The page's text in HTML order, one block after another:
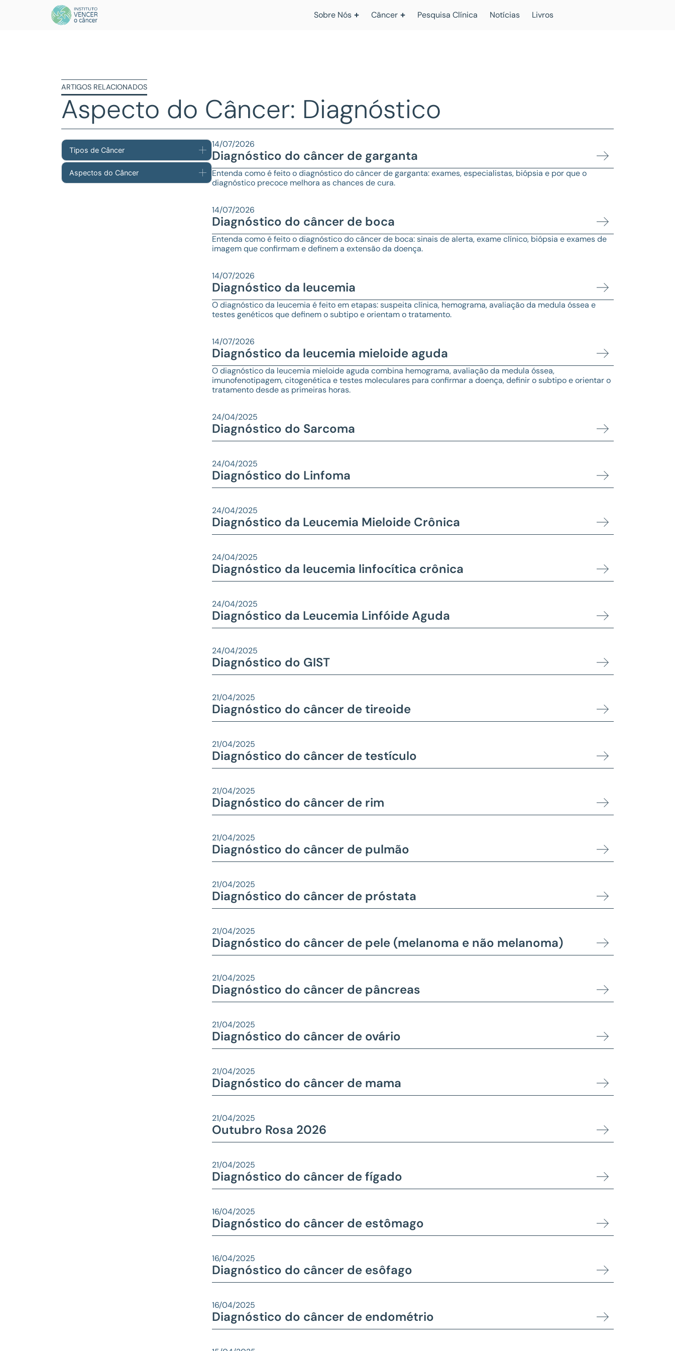
Sobre Nós Câncer Pesquisa Clínica Notícias Livros
ARTIGOS RELACIONADOS
Aspecto do Câncer: Diagnóstico
Tipos de Câncer
Aspectos do Câncer
14/07/2026
Diagnóstico do câncer de garganta
Entenda como é feito o diagnóstico do câncer de garganta: exames, especialistas, biópsia e por que o
diagnóstico precoce melhora as chances de cura.
14/07/2026
Diagnóstico do câncer de boca
Entenda como é feito o diagnóstico do câncer de boca: sinais de alerta, exame clínico, biópsia e exames de
imagem que confirmam e definem a extensão da doença.
14/07/2026
Diagnóstico da leucemia
O diagnóstico da leucemia é feito em etapas: suspeita clínica, hemograma, avaliação da medula óssea e
testes genéticos que definem o subtipo e orientam o tratamento.
14/07/2026
Diagnóstico da leucemia mieloide aguda
O diagnóstico da leucemia mieloide aguda combina hemograma, avaliação da medula óssea,
imunofenotipagem, citogenética e testes moleculares para confirmar a doença, definir o subtipo e orientar o
tratamento desde as primeiras horas.
24/04/2025
Diagnóstico do Sarcoma
24/04/2025
Diagnóstico do Linfoma
24/04/2025
Diagnóstico da Leucemia Mieloide Crônica
24/04/2025
Diagnóstico da leucemia linfocítica crônica
24/04/2025
Diagnóstico da Leucemia Linfóide Aguda
24/04/2025
Diagnóstico do GIST
21/04/2025
Diagnóstico do câncer de tireoide
21/04/2025
Diagnóstico do câncer de testículo
21/04/2025
Diagnóstico do câncer de rim
21/04/2025
Diagnóstico do câncer de pulmão
21/04/2025
Diagnóstico do câncer de próstata
21/04/2025
Diagnóstico do câncer de pele (melanoma e não melanoma)
21/04/2025
Diagnóstico do câncer de pâncreas
21/04/2025
Diagnóstico do câncer de ovário
21/04/2025
Diagnóstico do câncer de mama
21/04/2025
Outubro Rosa 2026
21/04/2025
Diagnóstico do câncer de fígado
16/04/2025
Diagnóstico do câncer de estômago
16/04/2025
Diagnóstico do câncer de esôfago
16/04/2025
Diagnóstico do câncer de endométrio